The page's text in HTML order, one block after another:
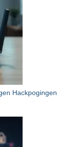
Hackpogingen